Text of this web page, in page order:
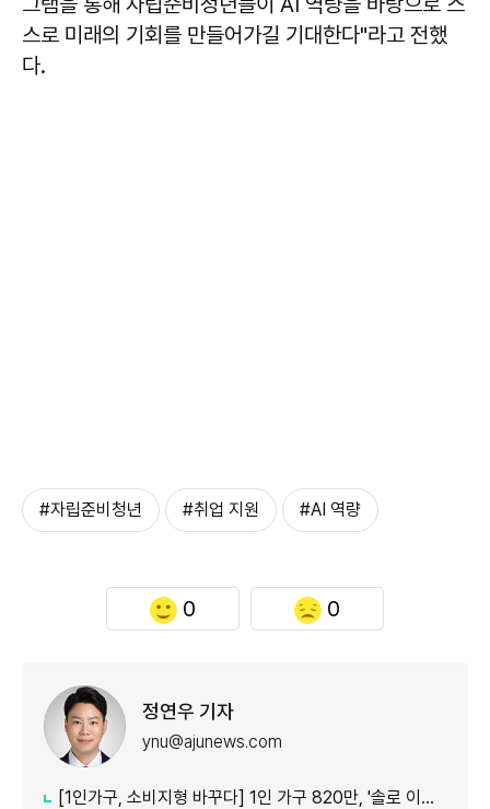
스로 미래의 기회를 만들어가길 기대한다"라고 전했
다.
#자립준비청년 #취업 지원 #AI 역량
0 0
정연우 기자
ynu@ajunews.com
[1인가구, 소비지형 바꾸다] 1인 가구 820만, '솔로 이코노미' 뜬다